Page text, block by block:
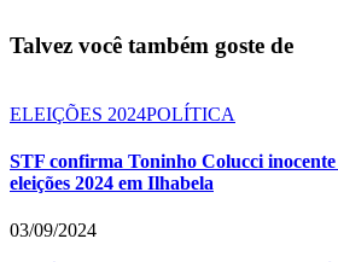
Talvez você também goste de
ELEIÇÕES 2024POLÍTICA
STF confirma Toninho Colucci
eleições 2024 em Ilhabela
03/09/2024